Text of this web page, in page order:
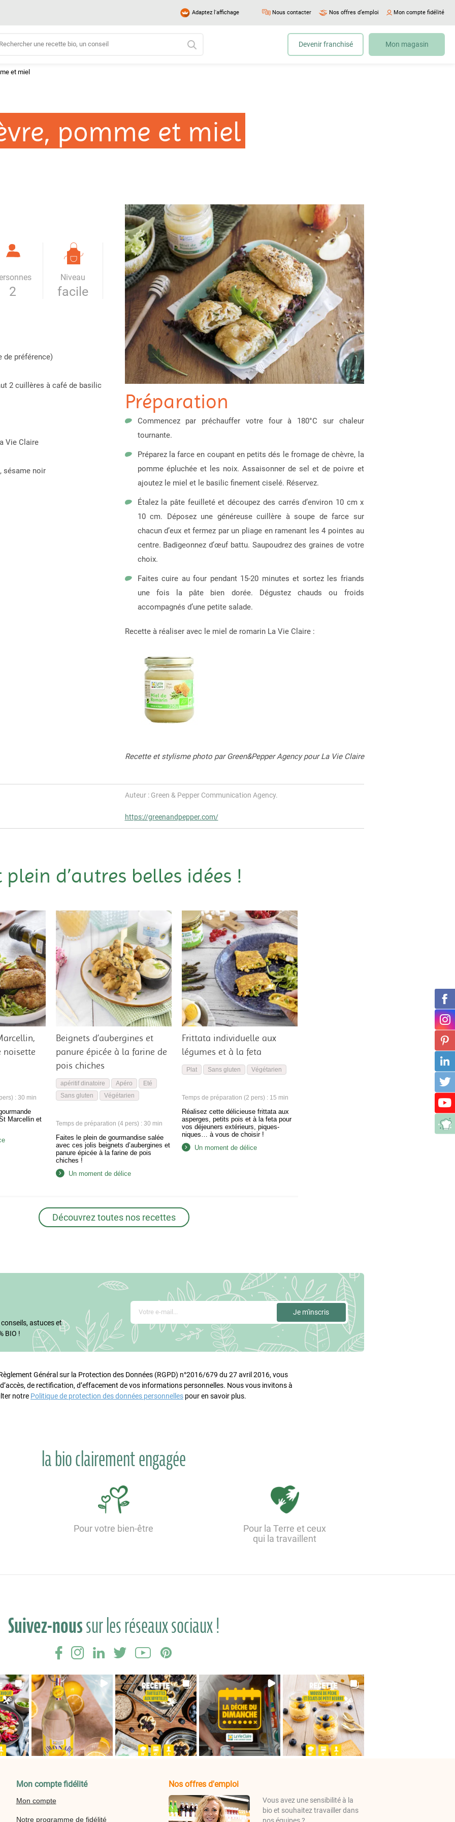
Adaptez l'affichage Nous contacter Nos offres d’emploi Mon compte fidélité
Devenir franchisé Mon magasin
et miel
pomme et miel
2
Niveau
facile
de préférence)
2 cuillères à café de basilic
Vie Claire
sésame noir
Préparation
Commencez par préchauffer votre four à 180°C sur chaleur
tournante.
Préparez la farce en coupant en petits dés le fromage de chèvre, la
pomme épluchée et les noix. Assaisonner de sel et de poivre et
ajoutez le miel et le basilic finement ciselé. Réservez.
Étalez la pâte feuilleté et découpez des carrés d’environ 10 cm x
10 cm. Déposez une généreuse cuillère à soupe de farce sur
chacun d’eux et fermez par un pliage en ramenant les 4 pointes au
centre. Badigeonnez d’œuf battu. Saupoudrez des graines de votre
choix.
Faites cuire au four pendant 15-20 minutes et sortez les friands
une fois la pâte bien dorée. Dégustez chauds ou froids
accompagnés d’une petite salade.
Recette à réaliser avec le miel de romarin La Vie Claire :
Recette et stylisme photo par Green&Pepper Agency pour La Vie Claire
Auteur : Green & Pepper Communication Agency.
https://greenandpepper.com/
plein d’autres belles idées !
noisette
: 30 min
Marcellin et
Beignets d’aubergines et
panure épicée à la farine de
pois chiches
apéritif dinatoire Apéro
Eté
Sans gluten
Végétarien
Temps de préparation (4 pers) : 30 min
Faites le plein de gourmandise salée
avec ces jolis beignets d’aubergines et
panure épicée à la farine de pois
chiches !
Un moment de délice
Frittata individuelle aux
légumes et à la feta
Plat Sans gluten Végétarien
Temps de préparation (2 pers) : 15 min
Réalisez cette délicieuse frittata aux
asperges, petits pois et à la feta pour
vos déjeuners extérieurs, piques-
niques… à vous de choisir !
Un moment de délice
Découvrez toutes nos recettes
astuces et
BIO !
Général sur la Protection des Données (RGPD) n°2016/679 du 27 avril 2016, vous
de rectification, d’effacement de vos informations personnelles. Nous vous invitons à
notre Politique de protection des données personnelles pour en savoir plus.
la bio clairement engagée
Pour votre bien-être
Pour la Terre et ceux
qui la travaillent
Suivez-noussur les réseaux sociaux !
Mon compte fidélité
Mon compte
Notre programme de fidélité
Nos offres d'emploi
Vous avez une sensibilité à la
bio et souhaitez travailler dans
nos équipes ?